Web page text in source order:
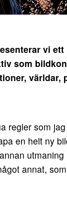
vi
som
regler som
en helt ny
annat,